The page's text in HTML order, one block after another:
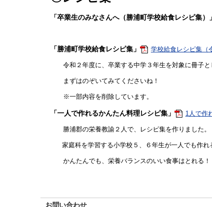
「卒業生のみなさんへ（勝浦町学校給食レシピ集）」
「勝浦町学校給食レシピ集」 学校給食レシピ集（
令和２年度に、卒業する中学３年生を対象に冊子と
まずはのぞいてみてくださいね！
※一部内容を削除しています。
「一人で作れるかんたん料理レシピ集」 1人で作
勝浦郡の栄養教諭２人で、レシピ集を作りました。
家庭科を学習する小学校５、６年生が一人でも作れ
かんたんでも、栄養バランスのいい食事はとれる！
お問い合わせ